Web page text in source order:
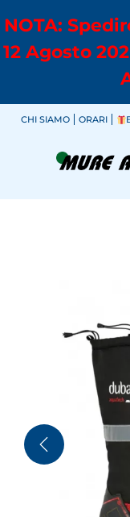
NOTA:
12 Agosto
CHI SIAMO ORARI